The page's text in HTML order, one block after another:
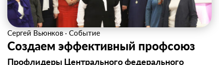
Сергей Вьюнков · Событие
Создаем эффективный профсоюз
Профлидеры Центрального федерального